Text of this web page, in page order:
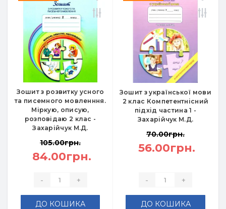
Зошит з розвитку усного
та писемного мовленння.
Міркую, описую,
розповідаю 2 клас -
Захарійчук М.Д.
105.00грн.
84.00грн.
- +
ДО КОШИКА
Зошит з української мови
2 клас Компетентнісний
підхід частина 1 -
Захарійчук М.Д.
70.00грн.
56.00грн.
- +
ДО КОШИКА